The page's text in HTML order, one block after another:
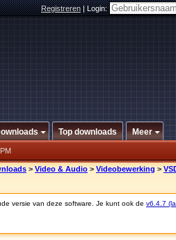
Registreren|Login:
Top downloads Meer
> Video & Audio > Videobewerking >
versie van deze software. Je kunt ook de v6.4.7